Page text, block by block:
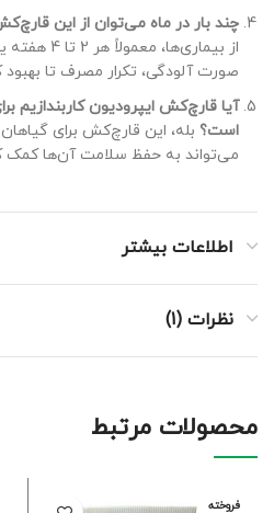
چند بار در ماه می‌توان از این
از
صورت آلودگی، تکرار مصرف تا
آیا قارچ‌کش ایپرودیون کاربندازیم
است؟ بله، این قارچ‌کش برای
می‌تواند به حفظ سلامت آن‌ها کمک
اطلاعات بیشتر
نظرات (1)
محصولات مرتبط
فروخته